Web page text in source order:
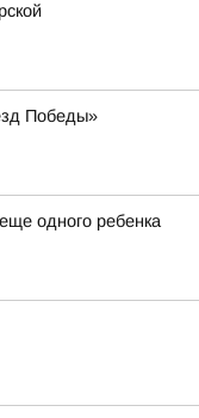
Победы»
одного ребенка